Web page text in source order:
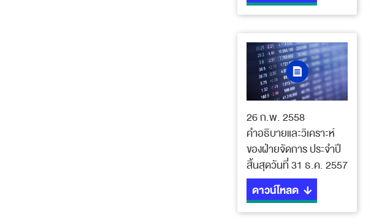
26 ก.พ. 2558
คำอธิบายและวิเคราะห์
ของฝ่ายจัดการ ประจำปี
สิ้นสุดวันที่ 31 ธ.ค. 2557
ดาวน์โหลด